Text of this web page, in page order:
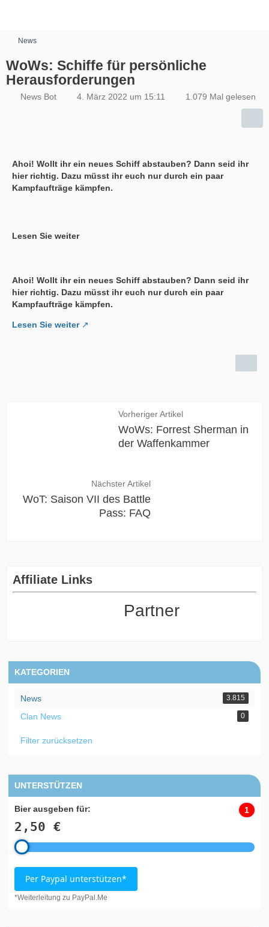
News
WoWs: Schiffe für persönliche
Herausforderungen
News Bot 4. März 2022 um 15:11 1.079 Mal gelesen
Ahoi! Wollt ihr ein neues Schiff abstauben? Dann seid ihr
hier richtig. Dazu müsst ihr euch nur durch ein paar
Kampfaufträge kämpfen.
Lesen Sie weiter
Ahoi! Wollt ihr ein neues Schiff abstauben? Dann seid ihr
hier richtig. Dazu müsst ihr euch nur durch ein paar
Kampfaufträge kämpfen.
Lesen Sie weiter
Vorheriger Artikel
WoWs: Forrest Sherman in
der Waffenkammer
Nächster Artikel
WoT: Saison VII des Battle
Pass: FAQ
Affiliate Links
Partner
KATEGORIEN
News 3.815
Clan News 0
Filter zurücksetzen
UNTERSTÜTZEN
Bier ausgeben für:
2,50 €
1
Per Paypal unterstützen*
*Weiterleitung zu PayPal.Me